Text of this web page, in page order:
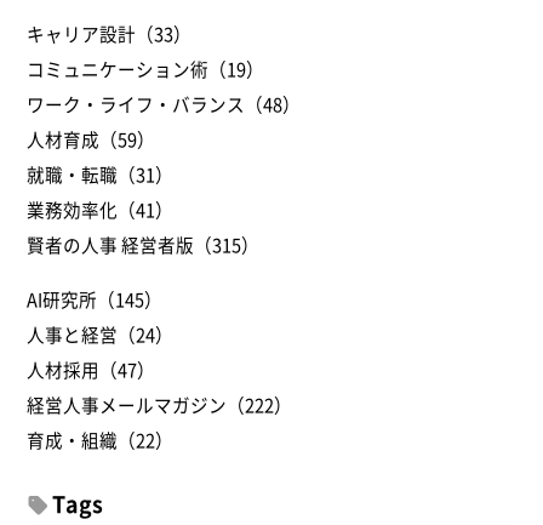
キャリア設計（33）
コミュニケーション術（19）
ワーク・ライフ・バランス（48）
人材育成（59）
就職・転職（31）
業務効率化（41）
賢者の人事 経営者版（315）
AI研究所（145）
人事と経営（24）
人材採用（47）
経営人事メールマガジン（222）
育成・組織（22）
Tags